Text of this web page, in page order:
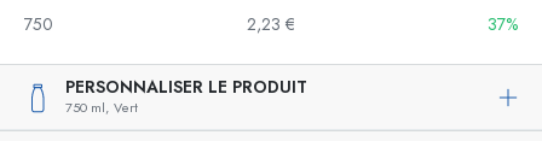
750
2,23 € 37%
PERSONNALISER LE PRODUIT
750 ml, Vert